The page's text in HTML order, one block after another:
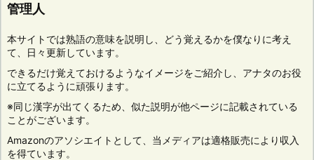
管理人
本サイトでは熟語の意味を説明し、どう覚えるかを僕なりに考え
て、日々更新しています。
できるだけ覚えておけるようなイメージをご紹介し、アナタのお役
に立てるように頑張ります。
※同じ漢字が出てくるため、似た説明が他ページに記載されている
ことがございます。
Amazonのアソシエイトとして、当メディアは適格販売により収入
を得ています。